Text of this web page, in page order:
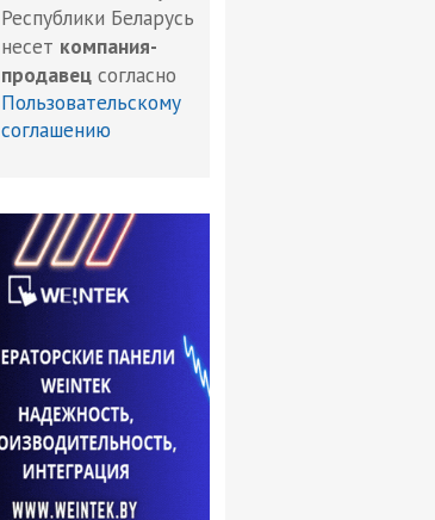
Республики Беларусь
несет компания-
продавец согласно
Пользовательскому
соглашению